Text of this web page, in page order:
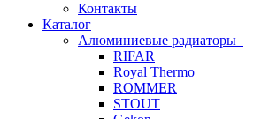
Контакты
Каталог
Алюминиевые радиаторы
RIFAR
Royal Thermo
ROMMER
STOUT